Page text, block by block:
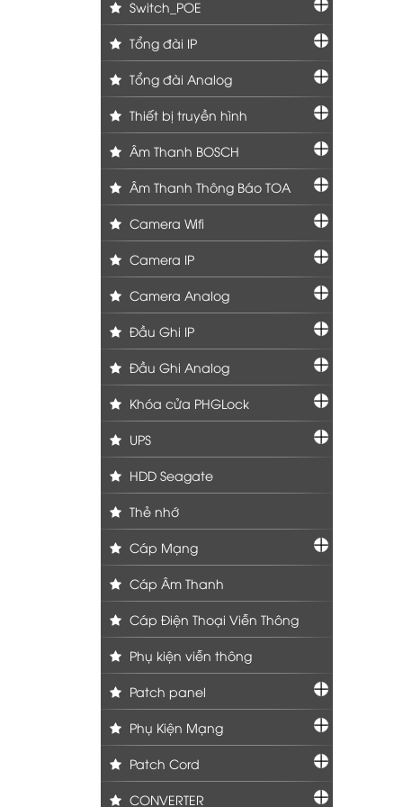
Switch_POE
Tổng đài IP
Tổng đài Analog
Thiết bị truyền hình
Âm Thanh BOSCH
Âm Thanh Thông Báo TOA
Camera Wifi
Camera IP
Camera Analog
Đầu Ghi IP
Đầu Ghi Analog
Khóa cửa PHGLock
UPS
HDD Seagate
Thẻ nhớ
Cáp Mạng
Cáp Âm Thanh
Cáp Điện Thoại Viễn Thông
Phụ kiện viễn thông
Patch panel
Phụ Kiện Mạng
Patch Cord
CONVERTER